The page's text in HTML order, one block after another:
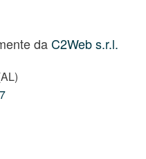
daC2Web s.r.l.